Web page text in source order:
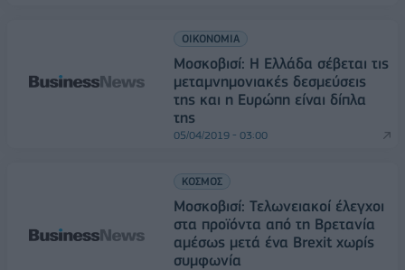
ΟΙΚΟΝΟΜΙΑ
Μοσκοβισί: Η Ελλάδα σέβεται τις
μεταμνημονιακές δεσμεύσεις
της και η Ευρώπη είναι δίπλα
της
05/04/2019 - 03:00
ΚΟΣΜΟΣ
Μοσκοβισί: Τελωνειακοί έλεγχοι
στα προϊόντα από τη Βρετανία
αμέσως μετά ένα Brexit χωρίς
συμφωνία